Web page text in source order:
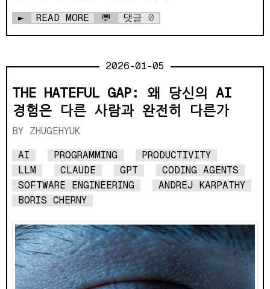
► READ MORE 💬 댓글 0
2026-01-05
THE HATEFUL GAP: 왜 당신의 AI
경험은 다른 사람과 완전히 다른가
ZHUGEHYUK
AI PROGRAMMING
PRODUCTIVITY
LLM
CLAUDE GPT
CODING AGENTS
SOFTWARE ENGINEERING
ANDREJ KARPATHY
BORIS CHERNY